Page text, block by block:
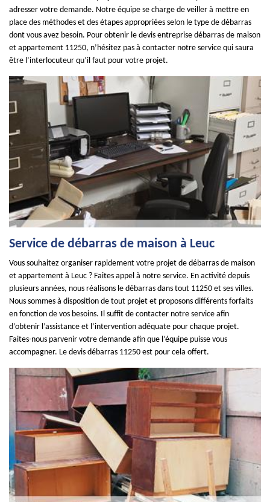
adresser votre demande. Notre équipe se charge de veiller à mettre en
place des méthodes et des étapes appropriées selon le type de débarras
dont vous avez besoin. Pour obtenir le devis entreprise débarras de maison
et appartement 11250, n’hésitez pas à contacter notre service qui saura
être l’interlocuteur qu’il faut pour votre projet.
Service de débarras de maison à Leuc
Vous souhaitez organiser rapidement votre projet de débarras de maison
et appartement à Leuc ? Faites appel à notre service. En activité depuis
plusieurs années, nous réalisons le débarras dans tout 11250 et ses villes.
Nous sommes à disposition de tout projet et proposons différents forfaits
en fonction de vos besoins. Il suffit de contacter notre service afin
d’obtenir l’assistance et l’intervention adéquate pour chaque projet.
Faites-nous parvenir votre demande afin que l’équipe puisse vous
accompagner. Le devis débarras 11250 est pour cela offert.